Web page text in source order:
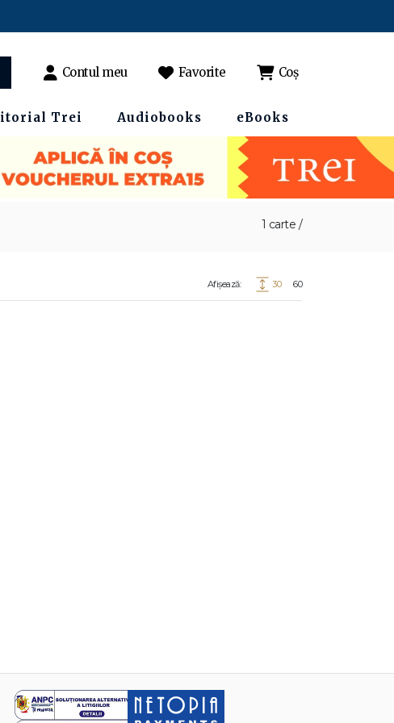
Contul meu Favorite Coș
Trei Audiobooks eBooks
1 carte /
Afișează: 30 60